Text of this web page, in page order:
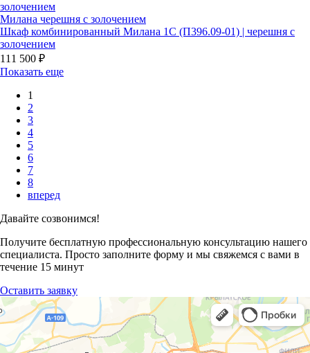
Милана черешня с золочением
Шкаф комбинированный Милана 1С (П396.09-01) | черешня с
золочением
111 500 ₽
Показать еще
1
2
3
4
5
6
7
8
вперед
Давайте созвонимся!
Получите бесплатную профессиональную консультацию нашего
специалиста. Просто заполните форму и мы свяжемся с вами в
течение 15 минут
Оставить заявку